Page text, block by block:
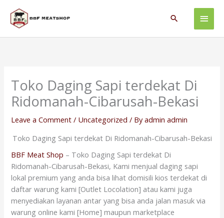
content
Main
Search
Toko Daging Sapi terdekat Di
Ridomanah-Cibarusah-Bekasi
Leave a Comment / Uncategorized / Byadmin admin
Toko Daging Sapi terdekat Di Ridomanah-Cibarusah-Bekasi
BBF Meat Shop – Toko Daging Sapi terdekat Di
Ridomanah-Cibarusah-Bekasi, Kami menjual daging sapi
lokal premium yang anda bisa lihat domisili kios terdekat di
daftar warung kami [Outlet Locolation] atau kami juga
menyediakan layanan antar yang bisa anda jalan masuk via
warung online kami [Home] maupun marketplace